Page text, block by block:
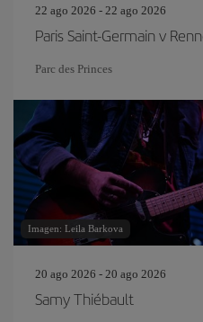
22 ago 2026 - 22 ago 2026
Paris Saint-Germain v
Parc des Princes
Imagen: Leila Barkova
20 ago 2026 - 20 ago 2026
Samy Thiébault